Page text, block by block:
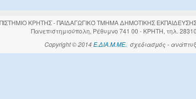
ΚΡΗΤΗΣ - ΠΑΙΔΑΓΩΓΙΚΌ ΤΜΗΜΑ ΔΗΜΟΤΙΚΗΣ
Πανεπιστημιούπολη, Ρέθυμνο 741 00 - ΚΡΗΤΗ, τηλ.
Copyright © 2014 Ε.ΔΙΑ.Μ.ΜΕ. σχεδιασμός -